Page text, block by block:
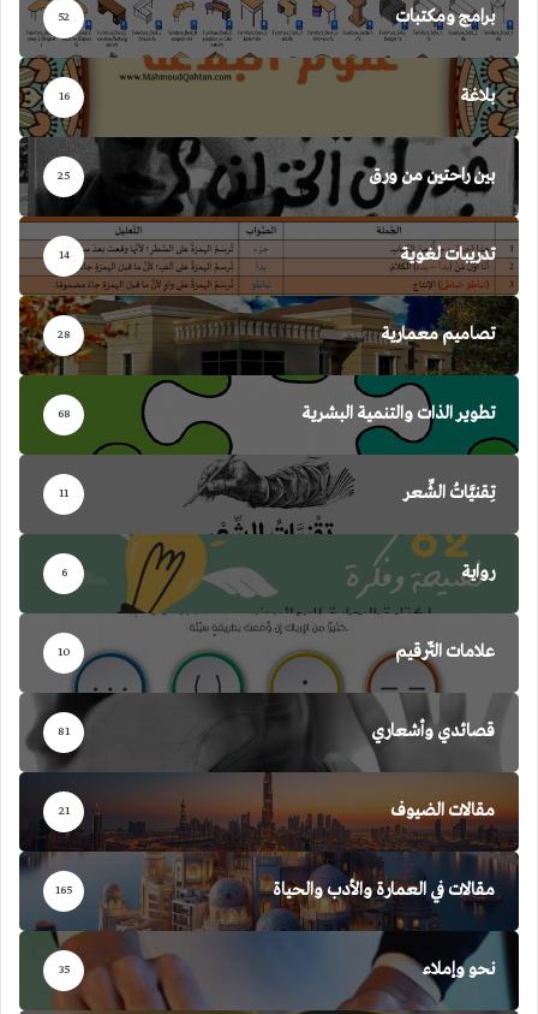
برامج ومكتبات 52
بلاغة 16
بين راحتين من ورق 25
تدريبات لغوية 14
تصاميم معمارية 28
تطوير الذات والتنمية البشرية 68
تِقنيَّاتُ الشِّعر 11
رواية 6
علامات التّرقيم 10
قصائدي وأشعاري 81
مقالات الضيوف 21
مقالات في العمارة والأدب والحياة 165
نحو وإملاء 35